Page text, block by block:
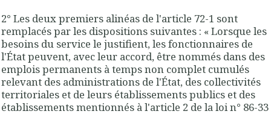
2° Les deux premiers alinéas de l'article 72-1 sont
remplacés par les dispositions suivantes : «Lorsque les
besoins du service le justifient, les fonctionnaires de
l'État peuvent, avec leur accord, être nommés dans des
emplois permanents à temps non complet cumulés
relevant des administrations de l'État, des collectivités
territoriales et de leurs établissements publics et des
établissements mentionnés à l'article 2 de la loi n° 86-33